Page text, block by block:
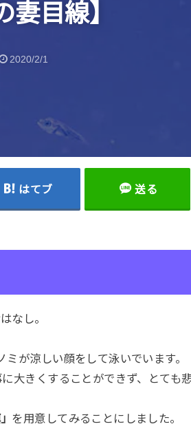
妻目線】
2020/2/1
はてブ 送る
なし。
が涼しい顔をして泳いでいます。
大きくすることができず、とても
を用意してみることにしました。